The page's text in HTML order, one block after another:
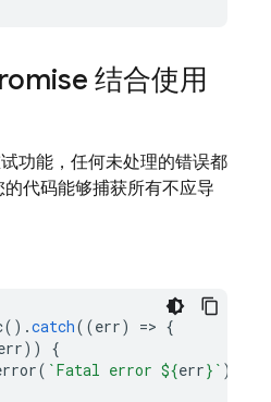
结合使用
功能，任何未处理的错误都
代码能够捕获所有不应导
().catch((err) => {
))
{
( `Fatal error ${err} ` );